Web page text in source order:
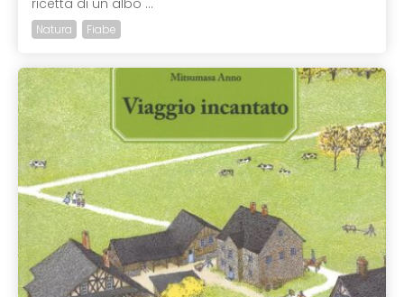
ricetta di un albo ...
Natura Fiabe